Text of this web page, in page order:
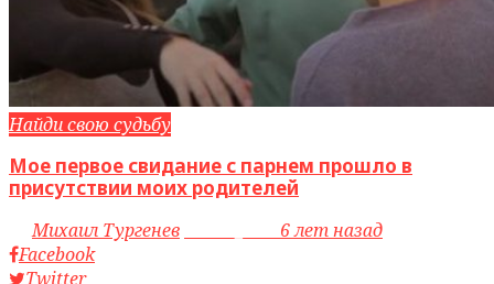
Найди свою судьбу
Мое первое свидание с парнем прошло в
присутствии моих родителей
byМихаил Тургенев
6 лет назад
Facebook
Twitter